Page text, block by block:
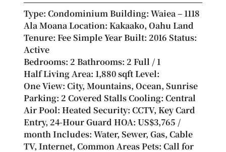
Type: Condominium Building: Waiea – 1118
Ala Moana Location: Kakaako, Oahu Land
Tenure: Fee Simple Year Built: 2016 Status:
Active
Bedrooms: 2 Bathrooms: 2 Full / 1
Half Living Area: 1,880 sqft Level:
One View: City, Mountains, Ocean, Sunrise
Parking: 2 Covered Stalls Cooling: Central
Air Pool: Heated Security: CCTV, Key Card
Entry, 24-Hour Guard HOA: US$3,765 /
month Includes: Water, Sewer, Gas, Cable
TV, Internet, Common Areas Pets: Call for